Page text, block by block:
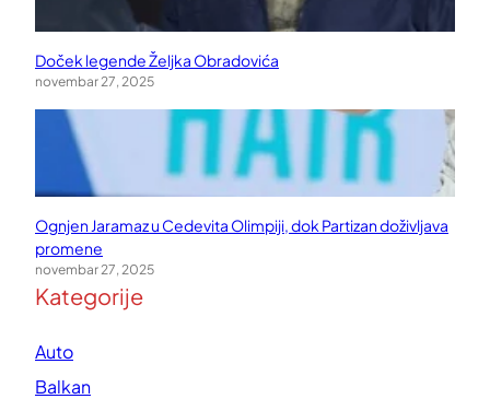
Doček legende Željka Obradovića
novembar 27, 2025
Ognjen Jaramaz u Cedevita Olimpiji, dok Partizan doživljava
promene
novembar 27, 2025
Kategorije
Auto
Balkan